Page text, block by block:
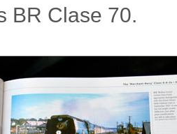
BR Clase 70.